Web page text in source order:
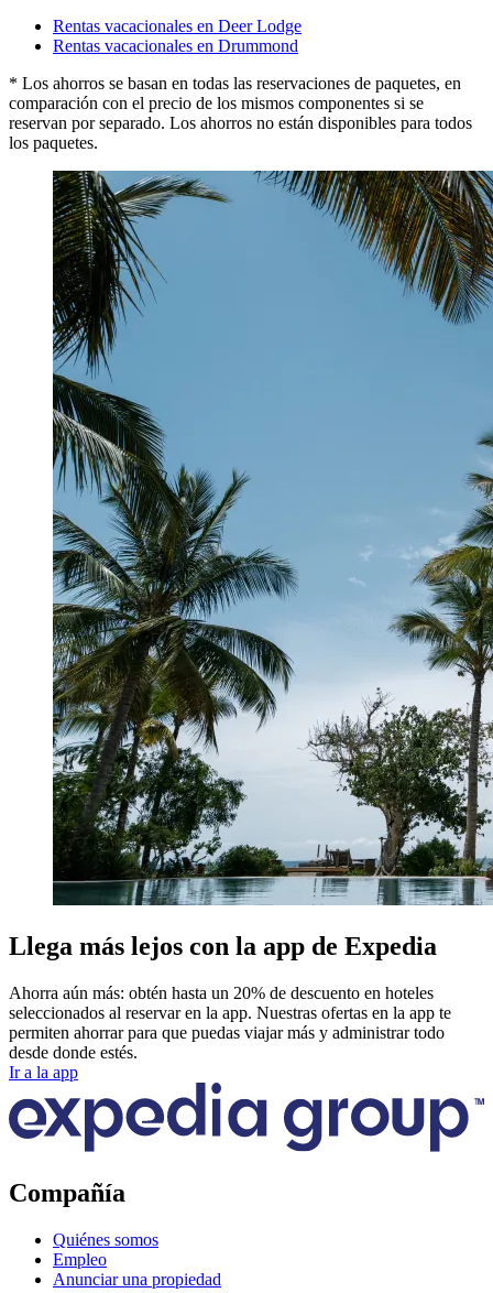
Rentas vacacionales en Deer Lodge
Rentas vacacionales en Drummond
* Los ahorros se basan en todas las reservaciones de paquetes, en
comparación con el precio de los mismos componentes si se
reservan por separado. Los ahorros no están disponibles para todos
los paquetes.
Llega más lejos con la app de Expedia
Ahorra aún más: obtén hasta un 20% de descuento en hoteles
seleccionados al reservar en la app. Nuestras ofertas en la app te
permiten ahorrar para que puedas viajar más y administrar todo
desde donde estés.
Ir a la app
Compañía
Quiénes somos
Empleo
Anunciar una propiedad